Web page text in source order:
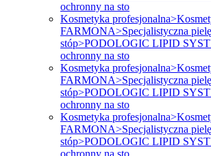
ochronny na sto
Kosmetyka
FARMONA>Specjalistyczna
stóp>PODOLOGIC LIPID
ochronny na sto
Kosmetyka
FARMONA>Specjalistyczna
stóp>PODOLOGIC LIPID
ochronny na sto
Kosmetyka
FARMONA>Specjalistyczna
stóp>PODOLOGIC LIPID
ochronny na sto